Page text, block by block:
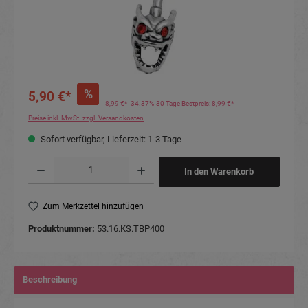
5,90 €* %
8,99 €*-34.37% 30 Tage Bestpreis: 8,99 €*
Preise inkl. MwSt. zzgl. Versandkosten
Sofort verfügbar, Lieferzeit: 1-3 Tage
In den Warenkorb
Zum Merkzettel hinzufügen
Produktnummer: 53.16.KS.TBP400
Beschreibung